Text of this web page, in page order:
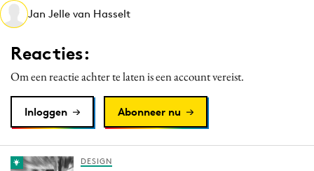
Jan Jelle van Hasselt
Reacties:
Om een reactie achter te laten is een account vereist.
Inloggen Abonneer nu
DESIGN